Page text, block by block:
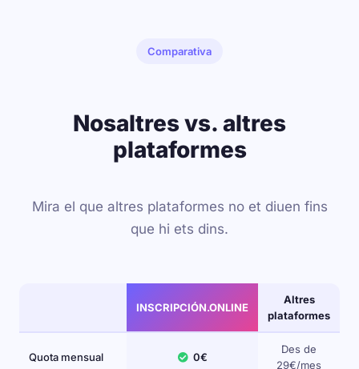
Comparativa
Nosaltres vs. altres
plataformes
Mira el que altres plataformes no et diuen fins
que hi ets dins.
INSCRIPCIÓN.ONLINE
Altres
plataformes
Quota mensual 0€
Des de
29€/mes